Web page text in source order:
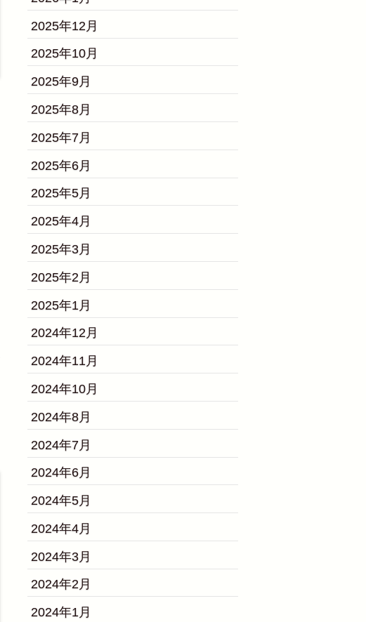
2025年12月
2025年10月
2025年9月
2025年8月
2025年7月
2025年6月
2025年5月
2025年4月
2025年3月
2025年2月
2025年1月
2024年12月
2024年11月
2024年10月
2024年8月
2024年7月
2024年6月
2024年5月
2024年4月
2024年3月
2024年2月
2024年1月